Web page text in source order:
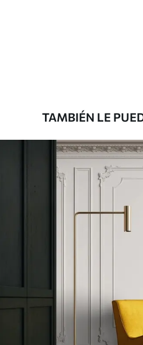
49500.0029700.00$/m²
TAMBIÉN LE